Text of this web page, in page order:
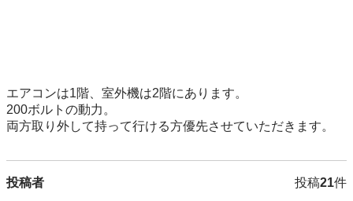
エアコンは1階、室外機は2階にあります。
200ボルトの動力。
両方取り外して持って行ける方優先させていただきます。
投稿者 投稿21件